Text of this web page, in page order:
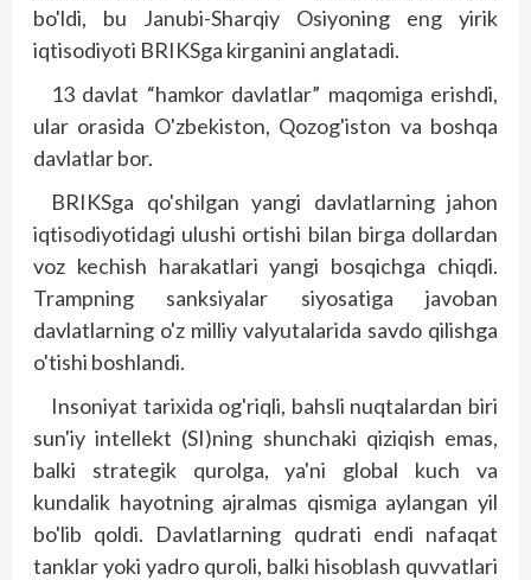
bo'ldi, bu Janubi-Sharqiy Osiyoning eng yirik
iqtisodiyoti BRIKSga kirganini anglatadi.
13 davlat “hamkor davlatlar” maqomiga erishdi,
ular orasida O'zbekiston, Qozog'iston va boshqa
davlatlar bor.
BRIKSga qo'shilgan yangi davlatlarning jahon
iqtisodiyotidagi ulushi ortishi bilan birga dollardan
voz kechish harakatlari yangi bosqichga chiqdi.
Trampning sanksiyalar siyosatiga javoban
davlatlarning o'z milliy valyutalarida savdo qilishga
o'tishi boshlandi.
Insoniyat tarixida og'riqli, bahsli nuqtalardan biri
sun'iy intellekt (SI)ning shunchaki qiziqish emas,
balki strategik qurolga, ya'ni global kuch va
kundalik hayotning ajralmas qismiga aylangan yil
bo'lib qoldi. Davlatlarning qudrati endi nafaqat
tanklar yoki yadro quroli, balki hisoblash quvvatlari